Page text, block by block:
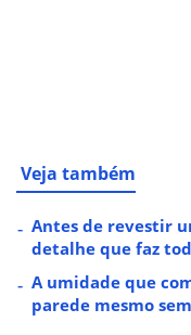
Veja também
Antes de revestir
detalhe que faz
A umidade que
parede mesmo